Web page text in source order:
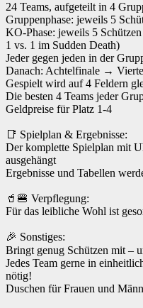
24 Teams, aufgeteilt in 4
Gruppenphase: jeweils 5
KO-Phase: jeweils 5
1 vs. 1 im Sudden Death)
Jeder gegen jeden in der
Danach: Achtelfinale →
Gespielt wird auf 4 Feldern
Die besten 4 Teams jeder
Geldpreise für Platz 1-4
📑 Spielplan & Ergebnisse:
Der komplette Spielplan mit
ausgehängt
Ergebnisse und Tabellen
🥤🍔 Verpflegung:
Für das leibliche Wohl ist
🎉 Sonstiges:
Bringt genug Schützen mit –
Jedes Team gerne in
nötig!
Duschen für Frauen und